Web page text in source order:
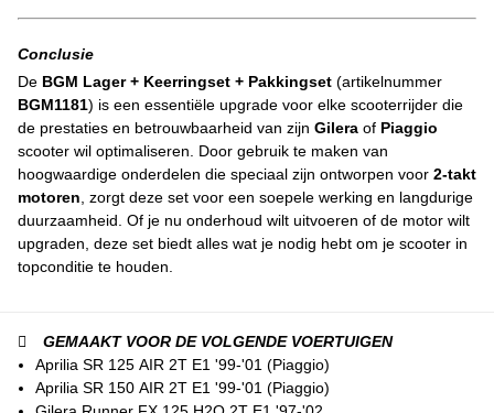
Conclusie
De BGM Lager + Keerringset + Pakkingset (artikelnummer
BGM1181) is een essentiële upgrade voor elke scooterrijder die
de prestaties en betrouwbaarheid van zijn Gilera of Piaggio
scooter wil optimaliseren. Door gebruik te maken van
hoogwaardige onderdelen die speciaal zijn ontworpen voor 2-takt
motoren , zorgt deze set voor een soepele werking en langdurige
duurzaamheid. Of je nu onderhoud wilt uitvoeren of de motor wilt
upgraden, deze set biedt alles wat je nodig hebt om je scooter in
topconditie te houden.
GEMAAKT VOOR DE VOLGENDE VOERTUIGEN
Aprilia SR 125 AIR 2T E1 '99-'01 (Piaggio)
Aprilia SR 150 AIR 2T E1 '99-'01 (Piaggio)